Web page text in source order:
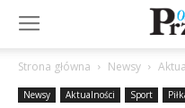
Strona główna Newsy
Newsy Aktualności Sport